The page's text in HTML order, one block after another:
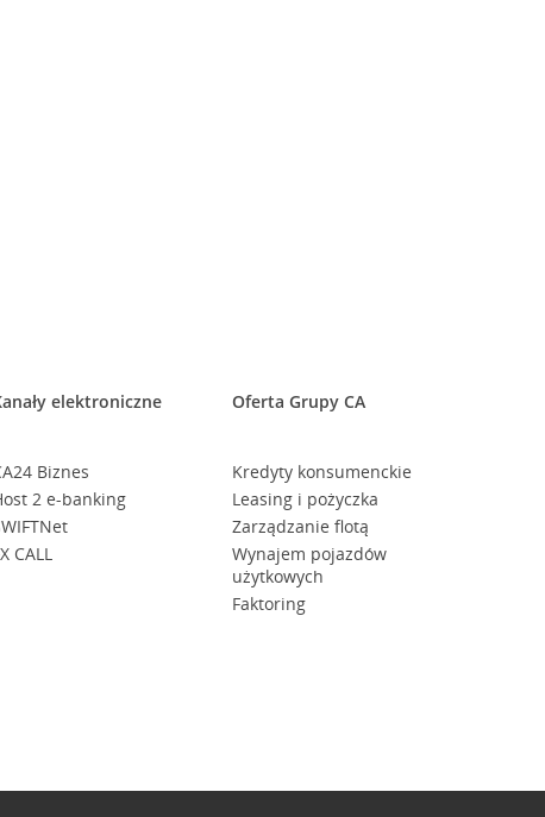
elektroniczne
Biznes
2 e-banking
CALL
Oferta Grupy CA
Kredyty konsumenckie
Leasing i pożyczka
Zarządzanie flotą
Wynajem pojazdów
użytkowych
Faktoring